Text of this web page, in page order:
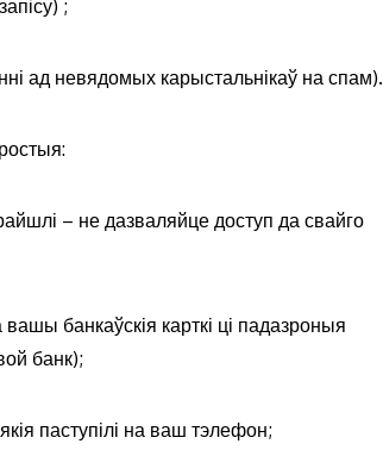
;
ад невядомых карыстальнікаў на спам).
– не дазваляйце доступ да свайго
банкаўскія карткі ці падазроныя
банк);
паступілі на ваш тэлефон;